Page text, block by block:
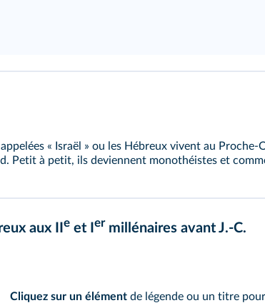
« Israël » ou les Hébreux vivent au Proche-
Petit à petit, ils deviennent monothéistes et
aux II e et I er millénaires avant J.‑C.
Cliquez sur un élément de légende ou un titre